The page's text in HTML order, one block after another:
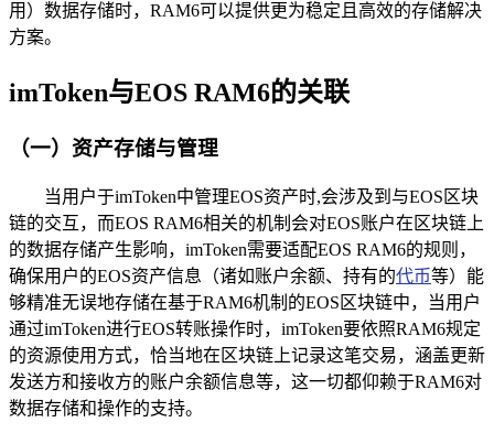
用）数据存储时，RAM6可以提供更为稳定且高效的存储解决
方案。
imToken与EOS RAM6的关联
（一）资产存储与管理
当用户于imToken中管理EOS资产时,会涉及到与EOS区块
链的交互，而EOS RAM6相关的机制会对EOS账户在区块链上
的数据存储产生影响，imToken需要适配EOS RAM6的规则，
确保用户的EOS资产信息（诸如账户余额、持有的代币等）能
够精准无误地存储在基于RAM6机制的EOS区块链中，当用户
通过imToken进行EOS转账操作时，imToken要依照RAM6规定
的资源使用方式，恰当地在区块链上记录这笔交易，涵盖更新
发送方和接收方的账户余额信息等，这一切都仰赖于RAM6对
数据存储和操作的支持。